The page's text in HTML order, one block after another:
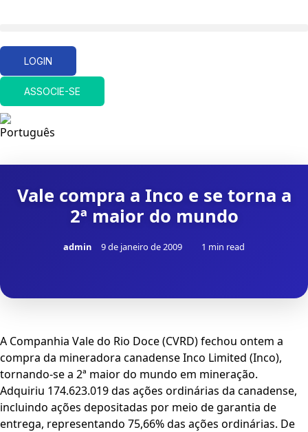
LOGIN
ASSOCIE-SE
Vale compra a Inco e se torna a
2ª maior do mundo
admin 9 de janeiro de 2009 1 min read
A Companhia Vale do Rio Doce (CVRD) fechou ontem a
compra da mineradora canadense Inco Limited (Inco),
tornando-se a 2ª maior do mundo em mineração.
Adquiriu 174.623.019 das ações ordinárias da canadense,
incluindo ações depositadas por meio de garantia de
entrega, representando 75,66% das ações ordinárias. De